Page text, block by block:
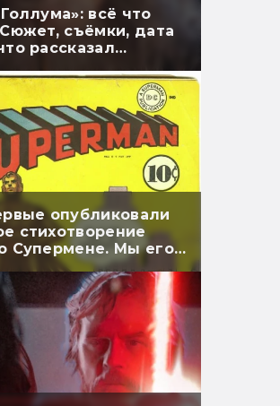
всё что
съёмки, дата
рассказал
опубликовали
стихотворение
Супермене. Мы его